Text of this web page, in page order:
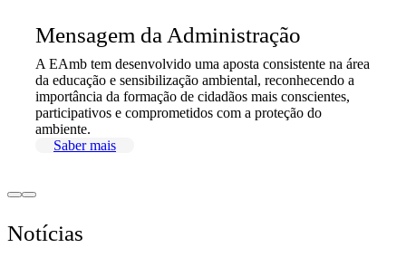
Mensagem da Administração
A EAmb tem desenvolvido uma aposta consistente na área
da educação e sensibilização ambiental, reconhecendo a
importância da formação de cidadãos mais conscientes,
participativos e comprometidos com a proteção do
ambiente.
Saber mais
Notícias